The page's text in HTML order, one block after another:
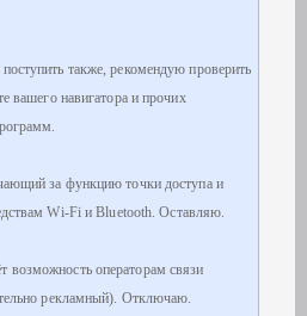
также, рекомендую проверить
вашего навигатора и прочих
за функцию точки доступа и
Wi-Fi и Bluetooth. Оставляю.
возможность операторам связи
реклaмный). Отключаю.